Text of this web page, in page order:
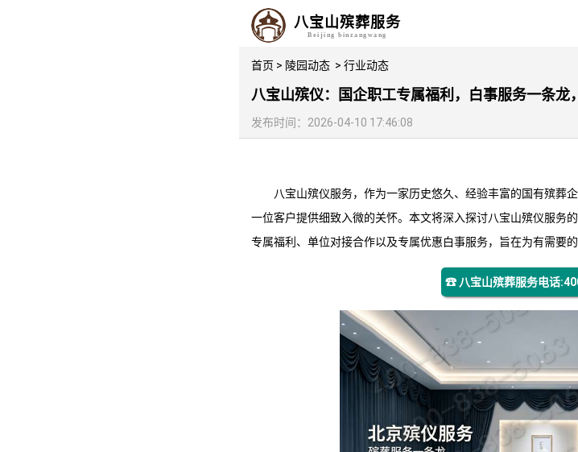
八宝山殡葬服务
Beijing binzangwang
首页 > 陵园动态 > 行业动态
八宝山殡仪：国企职工专属福利，白事服务一条龙
发布时间：2026-04-10 17:46:08
八宝山殡仪服务，作为一家历史悠久、经验丰富的国有殡葬
一位客户提供细致入微的关怀。本文将深入探讨八宝山殡仪服务
专属福利、单位对接合作以及专属优惠白事服务，旨在为有需要
☎ 八宝山殡葬服务电话